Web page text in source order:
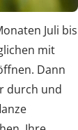
Juli bis
mit
Dann
durch und